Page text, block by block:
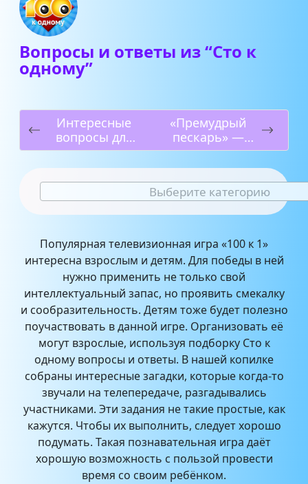
Вопросы и ответы из “Сто к
одному”
Интересные
вопросы для
детей с
ответами
«Премудрый
пескарь» —
краткое
содержание
сказки М.
Салтыкова-
Выберите категорию
Популярная телевизионная игра «100 к 1»
интересна взрослым и детям. Для победы в ней
нужно применить не только свой
интеллектуальный запас, но проявить смекалку
и сообразительность. Детям тоже будет полезно
поучаствовать в данной игре. Организовать её
могут взрослые, используя подборку Сто к
одному вопросы и ответы. В нашей копилке
собраны интересные загадки, которые когда-то
звучали на телепередаче, разгадывались
участниками. Эти задания не такие простые, как
кажутся. Чтобы их выполнить, следует хорошо
подумать. Такая познавательная игра даёт
хорошую возможность с пользой провести
время со своим ребёнком.